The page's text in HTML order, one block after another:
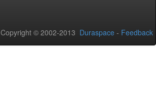
Copyright © 2002-2013 Duraspace - Feedback